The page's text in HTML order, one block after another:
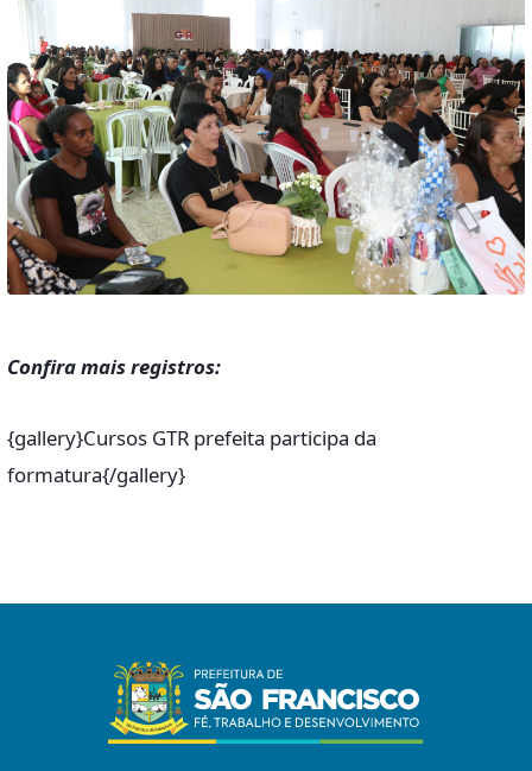
Confira mais registros:
{gallery}Cursos GTR prefeita participa da
formatura{/gallery}